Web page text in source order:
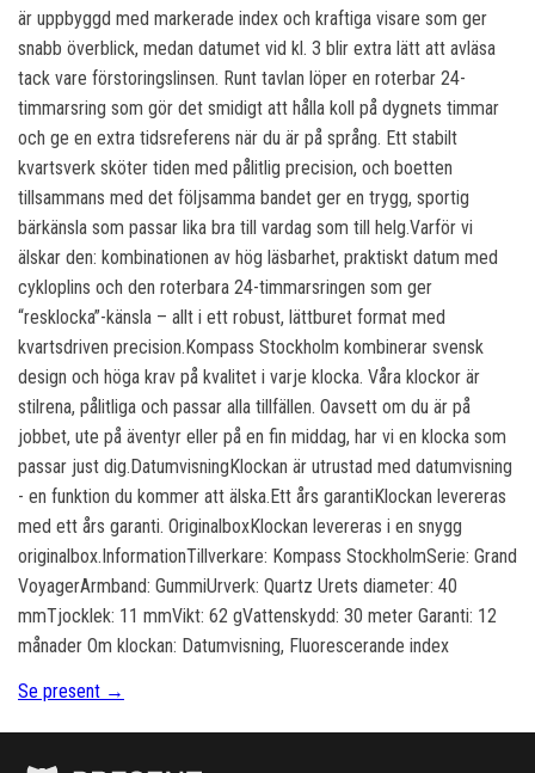
är uppbyggd med markerade index och kraftiga visare som ger
snabb överblick, medan datumet vid kl. 3 blir extra lätt att avläsa
tack vare förstoringslinsen. Runt tavlan löper en roterbar 24-
timmarsring som gör det smidigt att hålla koll på dygnets timmar
och ge en extra tidsreferens när du är på språng. Ett stabilt
kvartsverk sköter tiden med pålitlig precision, och boetten
tillsammans med det följsamma bandet ger en trygg, sportig
bärkänsla som passar lika bra till vardag som till helg.Varför vi
älskar den: kombinationen av hög läsbarhet, praktiskt datum med
cykloplins och den roterbara 24-timmarsringen som ger
“resklocka”-känsla – allt i ett robust, lättburet format med
kvartsdriven precision.Kompass Stockholm kombinerar svensk
design och höga krav på kvalitet i varje klocka. Våra klockor är
stilrena, pålitliga och passar alla tillfällen. Oavsett om du är på
jobbet, ute på äventyr eller på en fin middag, har vi en klocka som
passar just dig.DatumvisningKlockan är utrustad med datumvisning
- en funktion du kommer att älska.Ett års garantiKlockan levereras
med ett års garanti. OriginalboxKlockan levereras i en snygg
originalbox.InformationTillverkare: Kompass StockholmSerie: Grand
VoyagerArmband: GummiUrverk: Quartz Urets diameter: 40
mmTjocklek: 11 mmVikt: 62 gVattenskydd: 30 meter Garanti: 12
månader Om klockan: Datumvisning, Fluorescerande index
Se present →